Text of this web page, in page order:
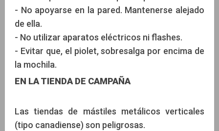
- No apoyarse en la pared. Mantenerse alejado
de ella.
- No utilizar aparatos eléctricos ni flashes.
- Evitar que, el piolet, sobresalga por encima de
la mochila.
EN LA TIENDA DE CAMPAÑA
Las tiendas de mástiles metálicos verticales
(tipo canadiense) son peligrosas.